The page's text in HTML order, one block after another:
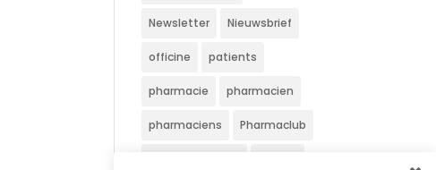
Newsletter Nieuwsbrief
officine patients
pharmacie pharmacien
pharmaciens Pharmaclub